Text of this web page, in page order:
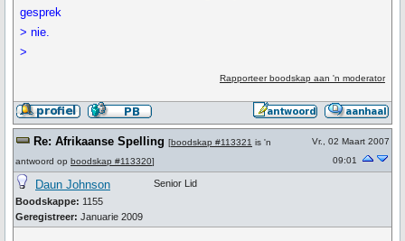
gesprek
> nie.
>
Rapporteer boodskap aan 'n moderator
Re: Afrikaanse Spelling [boodskap #113321 is 'n
antwoord op boodskap #113320]
Vr., 02 Maart 2007
09:01
Daun Johnson
Boodskappe: 1155
Geregistreer: Januarie 2009
Senior Lid